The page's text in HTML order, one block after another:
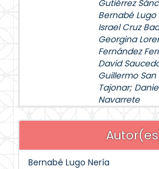
Gutiérrez
Bernabé Lugo
Israel Cruz
Georgina
Fernández
David
Guillermo
Tajonar;
Navarrete
Bernabé Lugo Nería